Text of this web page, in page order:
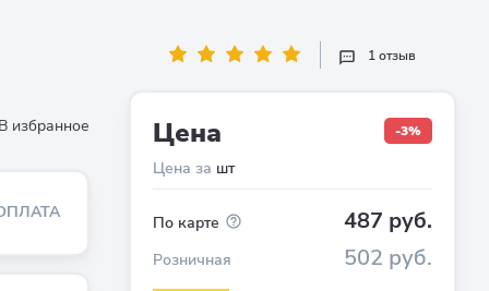
избранное
1 отзыв
Цена
Цена за шт
-3%
По карте 487 руб.
Розничная 502 руб.